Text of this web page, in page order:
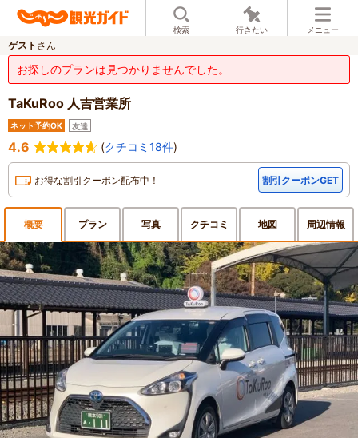
検索 行きたい メニュー
ゲスト さん
お探しのプランは見つかりませんでした。
TaKuRoo 人吉営業所
ネット予約OK 友達
4.6 (クチコミ18件)
お得な割引クーポン配布中！ 割引クーポンGET
概要 プラン 写真 クチコミ 地図 周辺情報